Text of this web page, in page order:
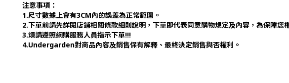
注意事項：
1.尺寸數據上會有3CM內的誤差為正常範圍。
2.下單前請先詳閱店鋪相關條款細則說明，下單即代表同意購物規定及內容，為保障您
3.煩請遵照網購服務人員指示下單!!!
4.Undergarden對商品內容及銷售保有解釋、最終決定銷售與否權利。